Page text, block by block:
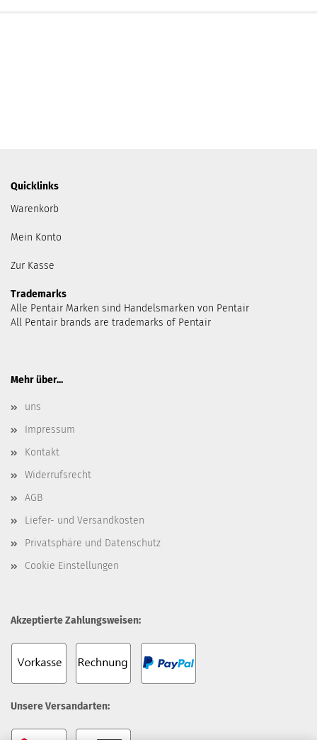
Quicklinks
Warenkorb
Mein Konto
Zur Kasse
Trademarks
Alle Pentair Marken sind Handelsmarken von Pentair
All Pentair brands are trademarks of Pentair
Mehr über...
uns
Impressum
Kontakt
Widerrufsrecht
AGB
Liefer- und Versandkosten
Privatsphäre und Datenschutz
Cookie Einstellungen
Akzeptierte Zahlungsweisen:
Unsere Versandarten: